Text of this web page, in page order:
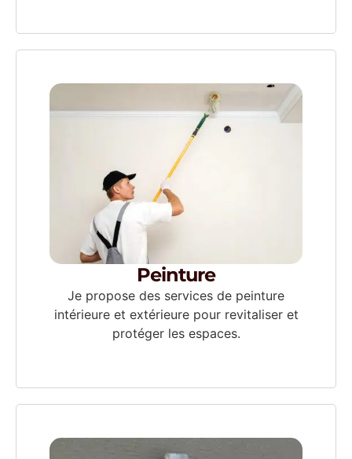
Peinture
Je propose des services de peinture
intérieure et extérieure pour revitaliser et
protéger les espaces.